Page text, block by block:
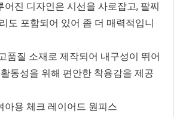
어진 디자인은 시선을 사로잡고, 팔찌
도 포함되어 있어 좀 더 매력적입니
품질 소재로 제작되어 내구성이 뛰어
동성을 위해 편안한 착용감을 제공
아용 체크 레이어드 원피스